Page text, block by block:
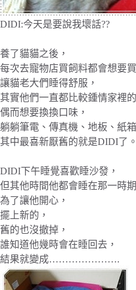
DIDI:今天是要說我壞話??
養了貓貓之後，
每次去寵物店買飼料都會想要
讓貓老大們睡得舒服，
其實他們一直都比較鍾情家裡的
偶而想要換換口味，
躺躺筆電、傳真機、地板、紙
其中最喜新厭舊的就是DIDI了。
DIDI下午睡覺喜歡睡沙發，
但其他時間他都會睡在那一時
為了讓他開心，
擺上新的，
舊的也沒撤掉，
誰知道他幾時會在睡回去，
結果就變成………………….